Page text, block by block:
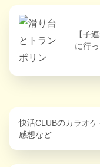
【子
に行
快活CLUBのカラオ
感想など